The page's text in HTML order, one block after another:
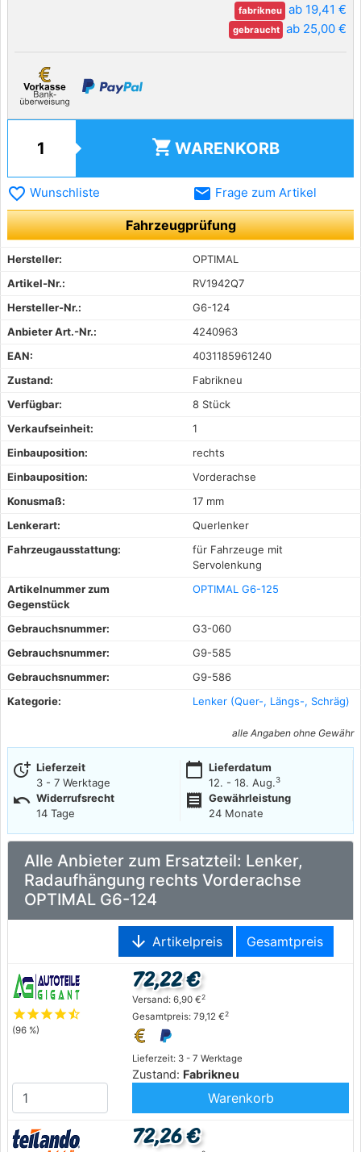
fabrikneu ab 19,41 €
gebraucht ab 25,00 €
shopping_cart WARENKORB
favorite_border Wunschliste email Frage zum Artikel
Fahrzeugprüfung
Hersteller:
OPTIMAL
Artikel-Nr.:
RV1942Q7
Hersteller-Nr.:
G6-124
Anbieter Art.-Nr.:
4240963
EAN:
4031185961240
Zustand:
Fabrikneu
Verfügbar:
8 Stück
Verkaufseinheit:
1
Einbauposition:
rechts
Einbauposition:
Vorderachse
Konusmaß:
17 mm
Lenkerart:
Querlenker
Fahrzeugausstattung:
für Fahrzeuge mit
Servolenkung
Artikelnummer zum
Gegenstück
OPTIMAL G6-125
Gebrauchsnummer:
G3-060
Gebrauchsnummer:
G9-585
Gebrauchsnummer:
G9-586
Kategorie:
Lenker (Quer-, Längs-, Schräg)
alle Angaben ohne Gewähr
more_time Lieferzeit
3 - 7 Werktage
calendar_today Lieferdatum
12. - 18. Aug.3
undo Widerrufsrecht
14 Tage
receipt
Gewährleistung
24 Monate
Alle Anbieter zum Ersatzteil: Lenker,
Radaufhängung rechts Vorderachse
OPTIMAL G6-124
arrow_downward Artikelpreis Gesamtpreis
starstarstarstarstar_half
(96 %)
Lieferzeit: 3 - 7 Werktage
Zustand: Fabrikneu
72,22 €
Versand: 6,90 €2
Gesamtpreis: 79,12 €2
Warenkorb
72,26 €